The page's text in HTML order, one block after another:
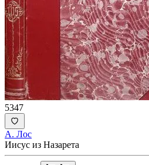
5347
А. Лос
Иисус из Назарета